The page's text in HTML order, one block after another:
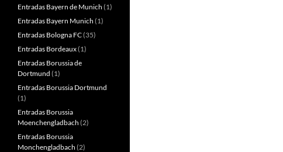
Entradas Bayern de Munich (1)
Entradas Bayern Munich (1)
Entradas Bologna FC(35)
Entradas Bordeaux(1)
Entradas Borussia de
Dortmund (1)
Entradas Borussia Dortmund
(1)
Entradas Borussia
Moenchengladbach (2)
Entradas Borussia
Monchengladbach (2)